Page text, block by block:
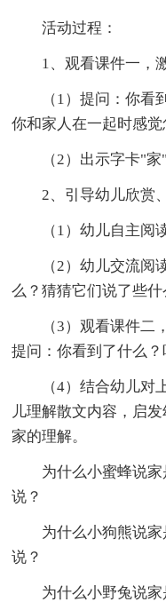
活动过程：
1、观看课件一，
（1）提问：你看
你和家人在一起时感觉
（2）出示字卡"
2、引导幼儿欣赏
（1）幼儿自主阅
（2）幼儿交流
么？猜猜它们说了些什
（3）观看课件二
提问：你看到了什么？
（4）结合幼儿
儿理解散文内容，启
家的理解。
为什么小蜜蜂说
说？
为什么小狗熊说
说？
为什么小野兔说